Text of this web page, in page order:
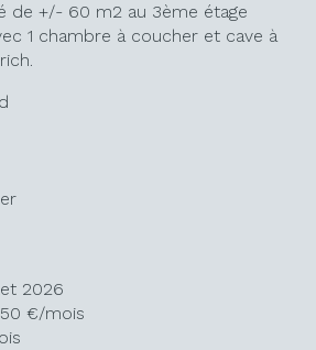
de +/- 60 m2 au 3ème étage
1 chambre à coucher et cave à
2026
€/mois